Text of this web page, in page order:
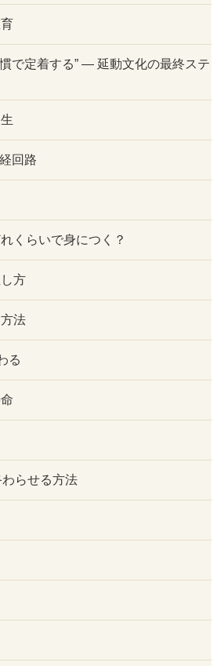
で定着する” — 延動文化の最終ステ
回路
くらいで身につく？
方
法
る
らせる方法